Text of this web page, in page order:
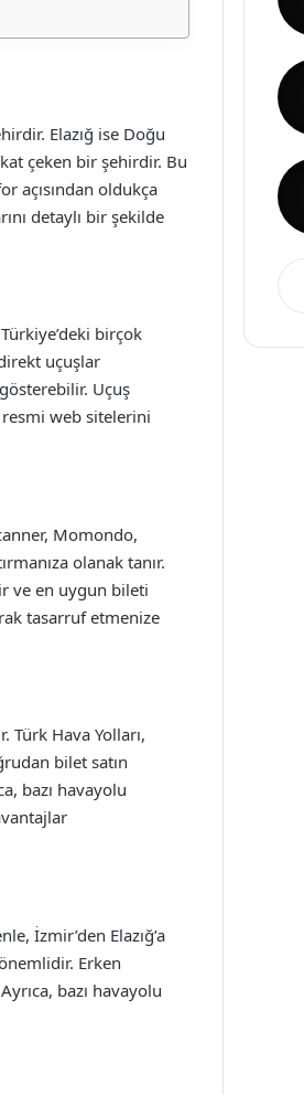
Elazığ ise Doğu
çeken bir şehirdir. Bu
açısından oldukça
detaylı bir şekilde
birçok
uçuşlar
Uçuş
web sitelerini
Momondo,
olanak tanır.
ve en uygun bileti
tasarruf etmenize
Hava Yolları,
bilet satın
bazı havayolu
İzmir’den Elazığ’a
Erken
bazı havayolu